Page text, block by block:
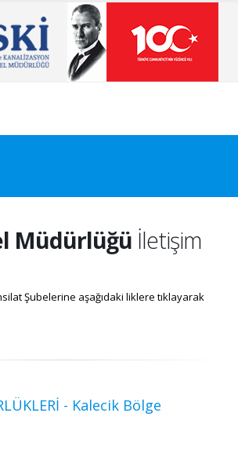
Müdürlüğü İletişim
Şubelerine aşağıdaki liklere tıklayarak
- Kalecik Bölge